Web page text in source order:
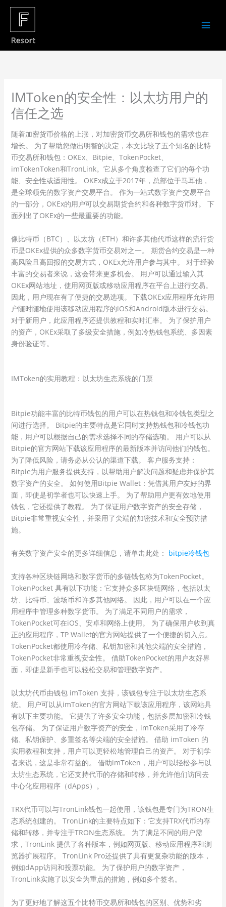
Skip
content
IMToken的安全性：以太坊用户的
信任之选
随着加密货币价格的上涨，对加密货币交易所和钱包的需求也在
增长。 为了帮助您做出明智的决定，本文比较了五个知名的比特
币交易所和钱包：OKEx、Bitpie、TokenPocket、
imTokenToken和TronLink。它从多个角度检查了它们的每个功
能、安全性或适用性。 OKEx成立于2017年，总部位于马耳他，
是全球领先的数字资产交易平台。 作为一站式数字资产交易平台
的一部分，OKEx的用户可以交易期货合约和各种数字货币对。 下
面列出了OKEx的一些最重要的功能。
像比特币（BTC）、以太坊（ETH）和许多其他代币这样的流行货
币是OKEx提供的众多数字货币交易对之一。 期货合约交易是一种
高风险且高回报的交易方式，OKEx允许用户参与其中。 对于经验
丰富的交易者来说，这会带来更多机会。 用户可以通过输入其
OKEx网站地址，使用网页版或移动应用程序在平台上进行交易。
因此，用户现在有了便捷的交易选项。 下载OKEx应用程序允许用
户随时随地使用该移动应用程序的iOS和Android版本进行交易。
对于新用户，此应用程序还提供教程和实时汇率。 为了保护用户
的资产，OKEx采取了多级安全措施，例如冷热钱包系统、多因素
身份验证等。
IMToken的实用教程：以太坊生态系统的门票
Bitpie功能丰富的比特币钱包的用户可以在热钱包和冷钱包类型之
间进行选择。 Bitpie的主要特点是它同时支持热钱包和冷钱包功
能，用户可以根据自己的需求选择不同的存储选项。 用户可以从
Bitpie的官方网站下载该应用程序的最新版本并访问他们的钱包。
为了降低风险，请务必从公认的渠道下载。 客户服务支持：
Bitpie为用户服务提供支持，以帮助用户解决问题和疑虑并保护其
数字资产的安全。 如何使用Bitpie Wallet：凭借其用户友好的界
面，即使是初学者也可以快速上手。 为了帮助用户更有效地使用
钱包，它还提供了教程。 为了保证用户数字资产的安全存储，
Bitpie非常重视安全性，并采用了尖端的加密技术和安全预防措
施。
有关数字资产安全的更多详细信息，请单击此处： bitpie冷钱包
支持各种区块链网络和数字货币的多链钱包称为TokenPocket。
TokenPocket 具有以下功能：它支持众多区块链网络，包括以太
坊、比特币、波场币和许多其他网络。 因此，用户可以在一个应
用程序中管理多种数字货币。 为了满足不同用户的需求，
TokenPocket可在iOS、安卓和网络上使用。 为了确保用户收到真
正的应用程序，TP Wallet的官方网站提供了一个便捷的切入点。
TokenPocket都使用冷存储、私钥加密和其他尖端的安全措施，
TokenPocket非常重视安全性。 借助TokenPocket的用户友好界
面，即使是新手也可以轻松交易和管理数字资产。
以太坊代币由钱包 imToken 支持，该钱包专注于以太坊生态系
统。 用户可以从imToken的官方网站下载该应用程序，该网站具
有以下主要功能。 它提供了许多安全功能，包括多层加密和冷钱
包存储。 为了保证用户数字资产的安全，imToken采用了冷存
储、私钥保护、多重签名等尖端的安全措施。 借助 imToken 的
实用教程和支持，用户可以更轻松地管理自己的资产。 对于初学
者来说，这是非常有益的。 借助imToken，用户可以轻松参与以
太坊生态系统，它还支持代币的存储和转移，并允许他们访问去
中心化应用程序（dApps）。
TRX代币可以与TronLink钱包一起使用，该钱包是专门为TRON生
态系统创建的。 TronLink的主要特点如下：它支持TRX代币的存
储和转移，并专注于TRON生态系统。 为了满足不同的用户需
求，TronLink 提供了各种版本，例如网页版、移动应用程序和浏
览器扩展程序。 TronLink Pro还提供了具有更复杂功能的版本，
例如dApp访问和投票功能。 为了保护用户的数字资产，
TronLink实施了以安全为重点的措施，例如多个签名。
为了更好地了解这五个比特币交易所和钱包的区别、优势和劣